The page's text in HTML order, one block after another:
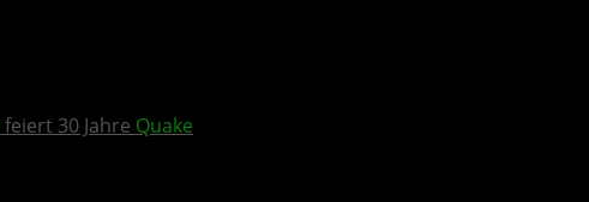
feiert 30 Jahre Quake